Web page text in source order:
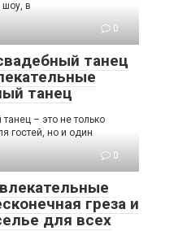
шоу, в
0
танец
танец
– это не только
гостей, но и один
0
греза и
для всех